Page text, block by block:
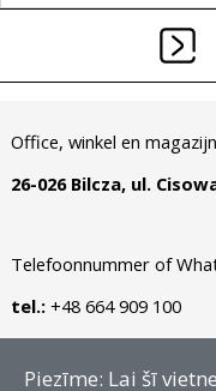
Office, winkel en
26-026 Bilcza, ul.
Telefoonnummer of
tel.:+48 664 909 100
Autortiesības ©
Piezīme: Lai šī